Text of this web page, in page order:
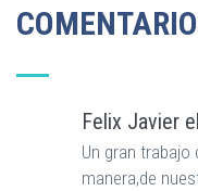
Felix Javier el
Un gran
manera,de